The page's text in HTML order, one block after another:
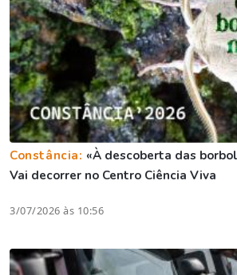
Constância: «À descoberta das
Vai decorrer no Centro Ciência Viva
3/07/2026 às 10:56